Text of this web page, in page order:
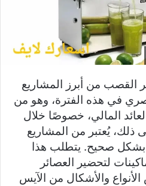
القصب من أبرز المشاريع
في هذه الفترة، وهو من
المالي، خصوصًا خلال
ذلك، يُعتبر من المشاريع
بشكل صحيح. يتطلب هذا
لتحضير العصائر
والأشكال من الآيس